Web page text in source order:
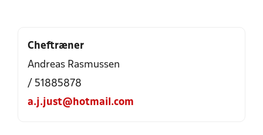
Cheftræner
Andreas Rasmussen
/ 51885878
a.j.just@hotmail.com